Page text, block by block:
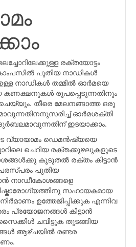
രക്തയോട്ടം
പുതിയ നാഡികള്‍
നാഡികൾ തമ്മിൽ ഓർമയെ
കണക്ഷനുകള്‍ രൂപപ്പെടുന്നതിനും
തീരെ മേലനങ്ങാത്ത ഒരു
ഓർമശക്തി
ഇടയാക്കാം.
വ്യായാമം ഡെമന്‍ഷ്യയെ
ചെറിയ രക്തക്കുഴലുകളുടെ
കൂടുതല്‍ രക്തം കിട്ടാന്‍
പുതിയ
നാഡീകോശങ്ങളെ
സഹായകമായ
ഉത്തേജിപ്പിക്കുക എന്നിവ
പ്രയോജനങ്ങള്‍ കിട്ടാന്‍
ചവിട്ടുക തുടങ്ങിയ
ആഴ്ചയില്‍ രണ്ടര